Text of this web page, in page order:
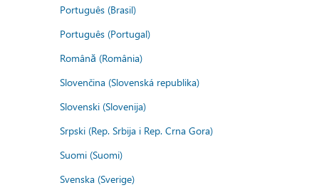
Português (Brasil)
Português (Portugal)
Română (România)
Slovenčina (Slovenská republika)
Slovenski (Slovenija)
Srpski (Rep. Srbija i Rep. Crna Gora)
Suomi (Suomi)
Svenska (Sverige)